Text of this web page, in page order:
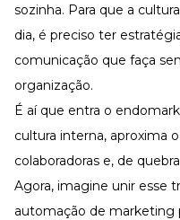
sozinha. Para que a
dia, é preciso ter
comunicação que faça
organização.
É aí que entra o
cultura interna, aproxima
colaboradoras e, de
Agora, imagine unir esse
automação de marketing